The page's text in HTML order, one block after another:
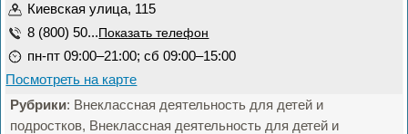
Киевская улица, 115
8 (800) 50... Показать телефон
пн-пт 09:00–21:00; сб 09:00–15:00
Посмотреть на карте
Рубрики: Внеклассная деятельность для детей и
подростков, Внеклассная деятельность для детей и